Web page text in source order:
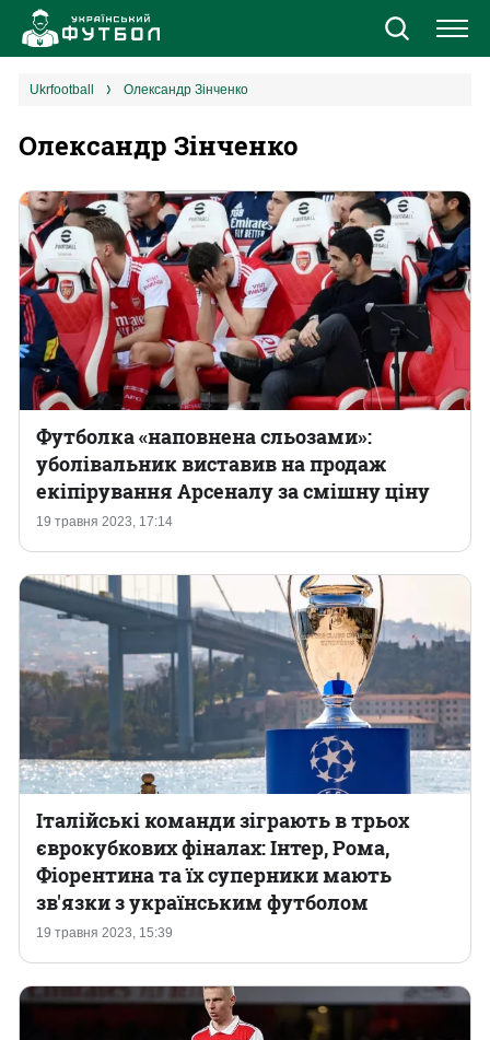
Новини
Збірна
Єврокубки
УПЛ
1 ліга
2 ліга
ukrfootball Олександр Зінченко
Олександр Зінченко
19 травня 2023, 17:14
Футболка «наповнена сльозами»:
уболівальник виставив на продаж
екіпірування Арсеналу за смішну ціну
19 травня 2023, 15:39
Італійські команди зіграють в трьох
єврокубкових фіналах: Інтер, Рома,
Фіорентина та їх суперники мають
зв'язки з українським футболом